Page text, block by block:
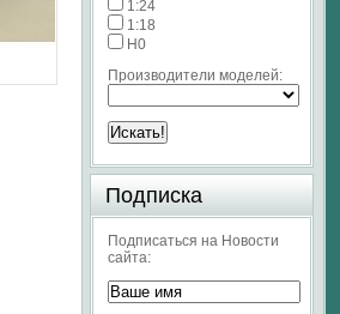
1:24
1:18
H0
Производители моделей:
Подписка
Подписаться на Новости
сайта: